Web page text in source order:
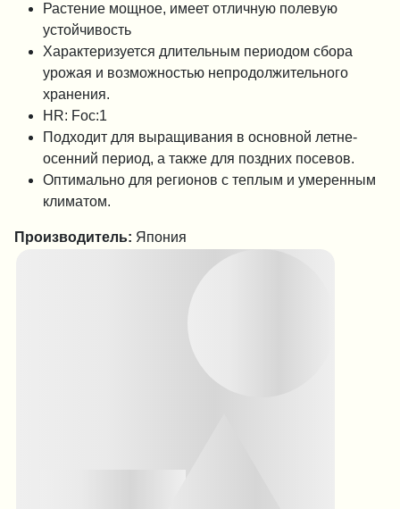
Растение мощное, имеет отличную полевую
устойчивость
Характеризуется длительным периодом сбора
урожая и возможностью непродолжительного
хранения.
HR: Foc:1
Подходит для выращивания в основной летне-
осенний период, а также для поздних посевов.
Оптимально для регионов с теплым и умеренным
климатом.
Производитель: Япония